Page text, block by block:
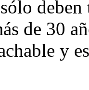
de 30
y